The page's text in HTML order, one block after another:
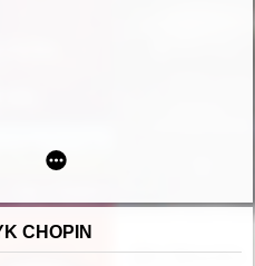
formacje na -ic(a)/-yc(a), -
CHOPIN